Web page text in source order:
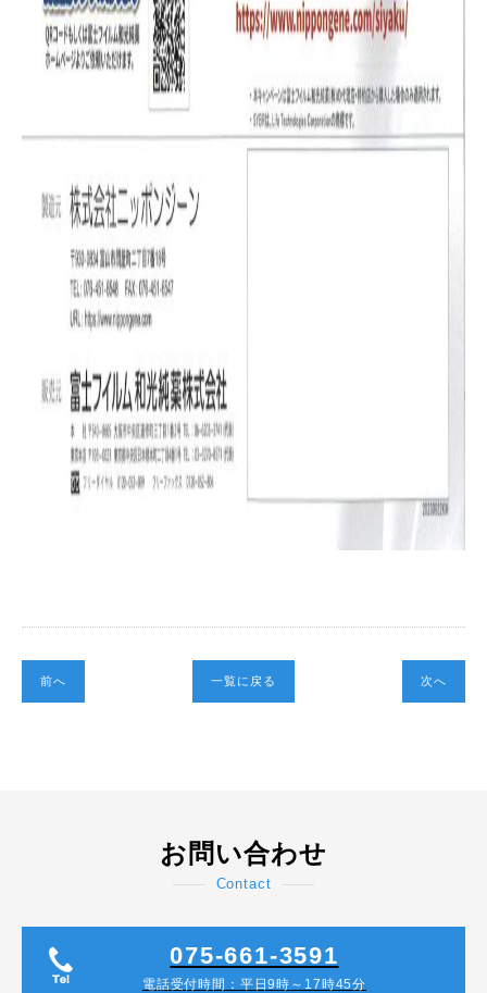
一覧に戻る
前へ 次へ
お問い合わせ
Contact
075-661-3591
電話受付時間：平日9時～17時45分